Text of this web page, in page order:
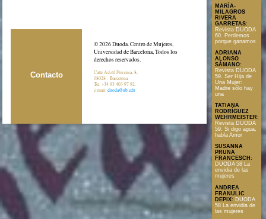
Contacto
© 2026 Duoda. Centro de Mujeres,
Universidad de Barcelona, Todos los
derechos reservados.
Calle Adolf Florensa, 8,
08028 - Barcelona
Tel. +34 93 403 97 92.
e-mail:duoda@ub.edu
MARÍA-
MILAGROS
RIVERA
GARRETAS:
Revista DUODA
60. Perdemos
porque ganamos
ADRIANA
ALONSO
SÁMANO:
Revista DUODA
59. Ser Hija de
Una Mujer:
Madre sólo hay
una
TATIANA
RODRÍGUEZ
WEHRMEISTER:
Revista DUODA
59. Si digo agua,
habla Amor
SUSANNA
PRUNA
FRANCESCH :
DUODA 58 La
envidia de las
mujeres
ANDREA
FRANULIC
DEPIX: DUODA
58 La envidia de
las mujeres